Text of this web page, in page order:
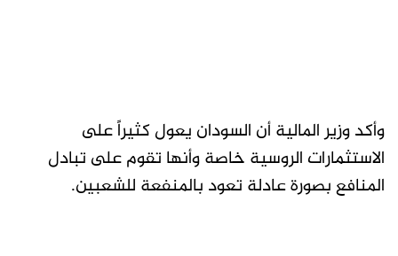
وأكد وزير المالية أن السودان يعول كثيراً على
الاستثمارات الروسية خاصة وأنها تقوم على تبادل
المنافع بصورة عادلة تعود بالمنفعة للشعبين.